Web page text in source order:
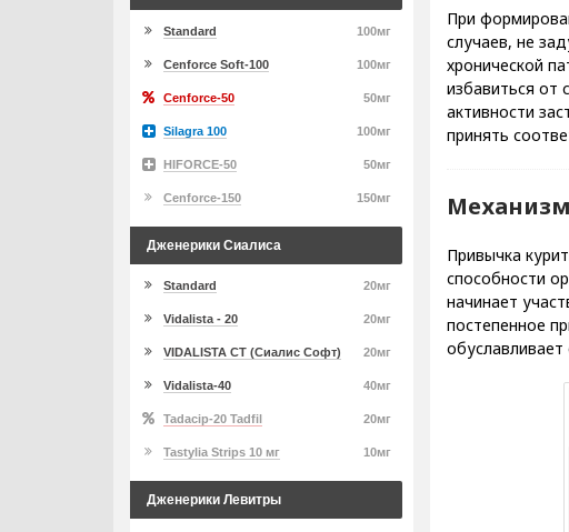
При
случаев, не
хронической
избавиться от
активности
принять
Механизм
Привычка
способности
начинает
постепенное
100мг
Standard
100мг
Cenforce Soft-100
50мг
Cenforce-50
100мг
Silagra 100
50мг
HIFORCE-50
150мг
Cenforce-150
Дженерики Сиалиса
20мг
Standard
20мг
Vidalista - 20
20мг
VIDALISTA CT (Сиалис Софт)
40мг
Vidalista-40
20мг
Tadacip-20 Tadfil
10мг
Tastylia Strips 10 мг
Дженерики Левитры